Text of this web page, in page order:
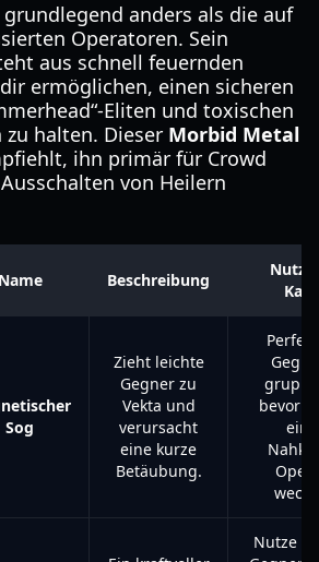
anders als die auf
Operatoren. Sein
aus schnell feuernden
ermöglichen, einen sicheren
Eliten und toxischen
halten. Dieser Morbid Metal
ihn primär für Crowd
von Heilern
Name Beschreibung
Sog
Zieht leichte
Gegner zu
Vekta und
verursacht
eine kurze
Betäubung.
bevor
Nutze